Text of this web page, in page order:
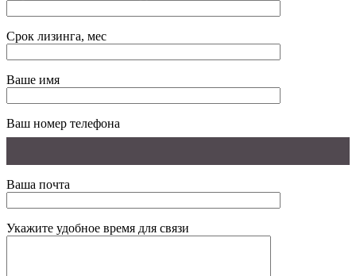
Срок лизинга, мес
Ваше имя
Ваш номер телефона
Ваша почта
Укажите удобное время для связи